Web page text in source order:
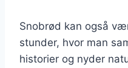
Snobrød kan også
stunder, hvor man
historier og nyder